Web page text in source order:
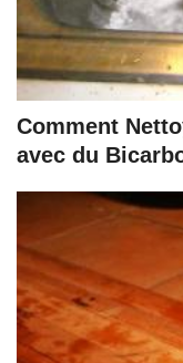
Comment
avec du